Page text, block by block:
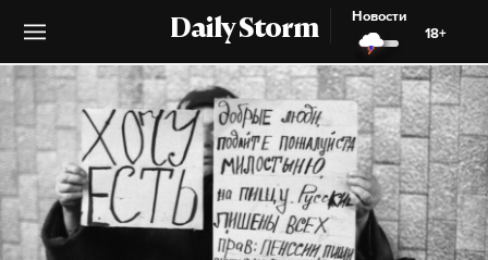
Daily Storm
Новости
18+